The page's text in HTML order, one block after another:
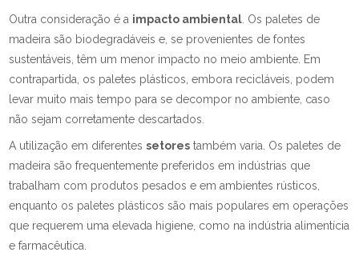
Outra consideração é a impacto ambiental . Os paletes de
madeira são biodegradáveis e, se provenientes de fontes
sustentáveis, têm um menor impacto no meio ambiente. Em
contrapartida, os paletes plásticos, embora recicláveis, podem
levar muito mais tempo para se decompor no ambiente, caso
não sejam corretamente descartados.
A utilização em diferentessetores também varia. Os paletes de
madeira são frequentemente preferidos em indústrias que
trabalham com produtos pesados e em ambientes rústicos,
enquanto os paletes plásticos são mais populares em operações
que requerem uma elevada higiene, como na indústria alimentícia
e farmacêutica.